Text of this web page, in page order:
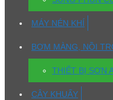
MÁY NÉN KHÍ
BƠM MÀNG, NỒI
THIẾT BỊ SƠN
CÂY KHUẤY